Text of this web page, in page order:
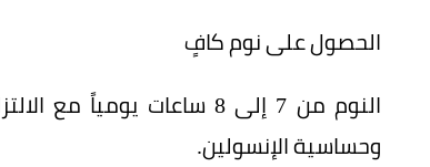
الحصول على نوم كافٍ
النوم من 7 إلى 8 ساعات
وحساسية الإنسولين.